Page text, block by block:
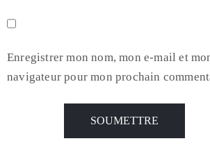
Enregistrer mon nom, mon e-mail et
navigateur pour mon prochain